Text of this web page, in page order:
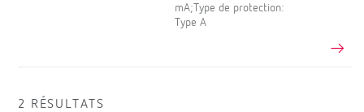
mA;Type de protection:
Type A
2 RÉSULTATS